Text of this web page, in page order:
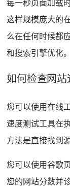
每一秒页面加载
这样规模庞大的
么在任何时候都
和搜索引擎优化。
如何检查网站
您可以使用在线
速度测试工具在
方法是直接找到源
您可以使用谷歌
您的网站分数并